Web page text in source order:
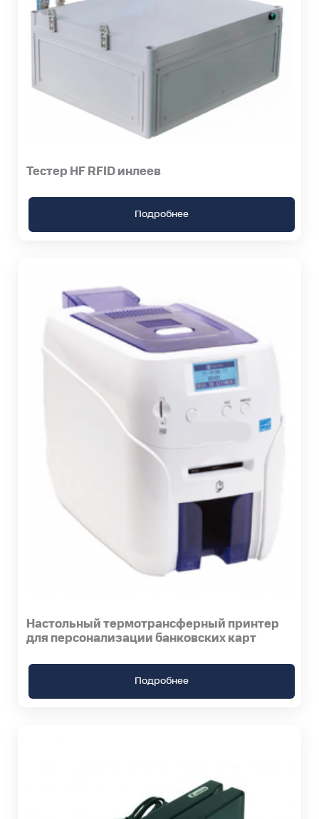
Тестер HF RFID инлеев
Подробнее
Настольный термотрансферный принтер
для персонализации банковских карт
Подробнее